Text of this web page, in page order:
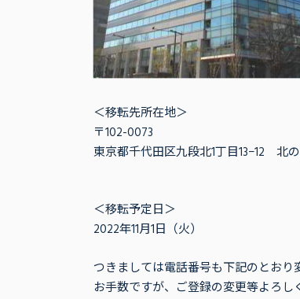
＜移転先所在地＞
〒102-0073
東京都千代田区九段北1丁目13−12 北
＜移転予定日＞
2022年11月1日（火）
つきましては電話番号も下記のとおり
お手数ですが、ご登録の変更等よろし